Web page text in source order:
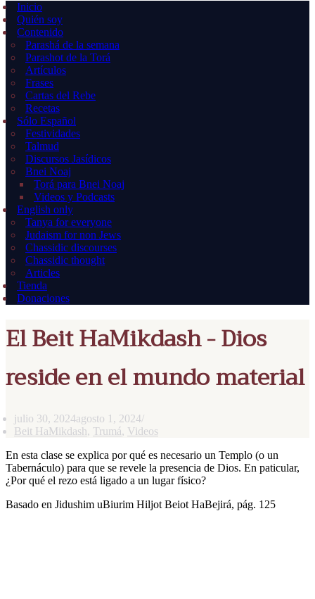
Inicio
Quién soy
Contenido
Parashá de la semana
Parashot de la Torá
Artículos
Frases
Cartas del Rebe
Recetas
Sólo Español
Festividades
Talmud
Discursos Jasídicos
Bnei Noaj
Torá para Bnei Noaj
Videos y Podcasts
English only
Tanya for everyone
Judaism for non Jews
Chassidic discourses
Chassidic thought
Articles
Tienda
Donaciones
El Beit HaMikdash - Dios
reside en el mundo material
julio 30, 2024agosto 1, 2024
Beit HaMikdash, Trumá, Videos
En esta clase se explica por qué es necesario un Templo (o un
Tabernáculo) para que se revele la presencia de Dios. En paticular,
¿Por qué el rezo está ligado a un lugar físico?
Basado en Jidushim uBiurim Hiljot Beiot HaBejirá, pág. 125